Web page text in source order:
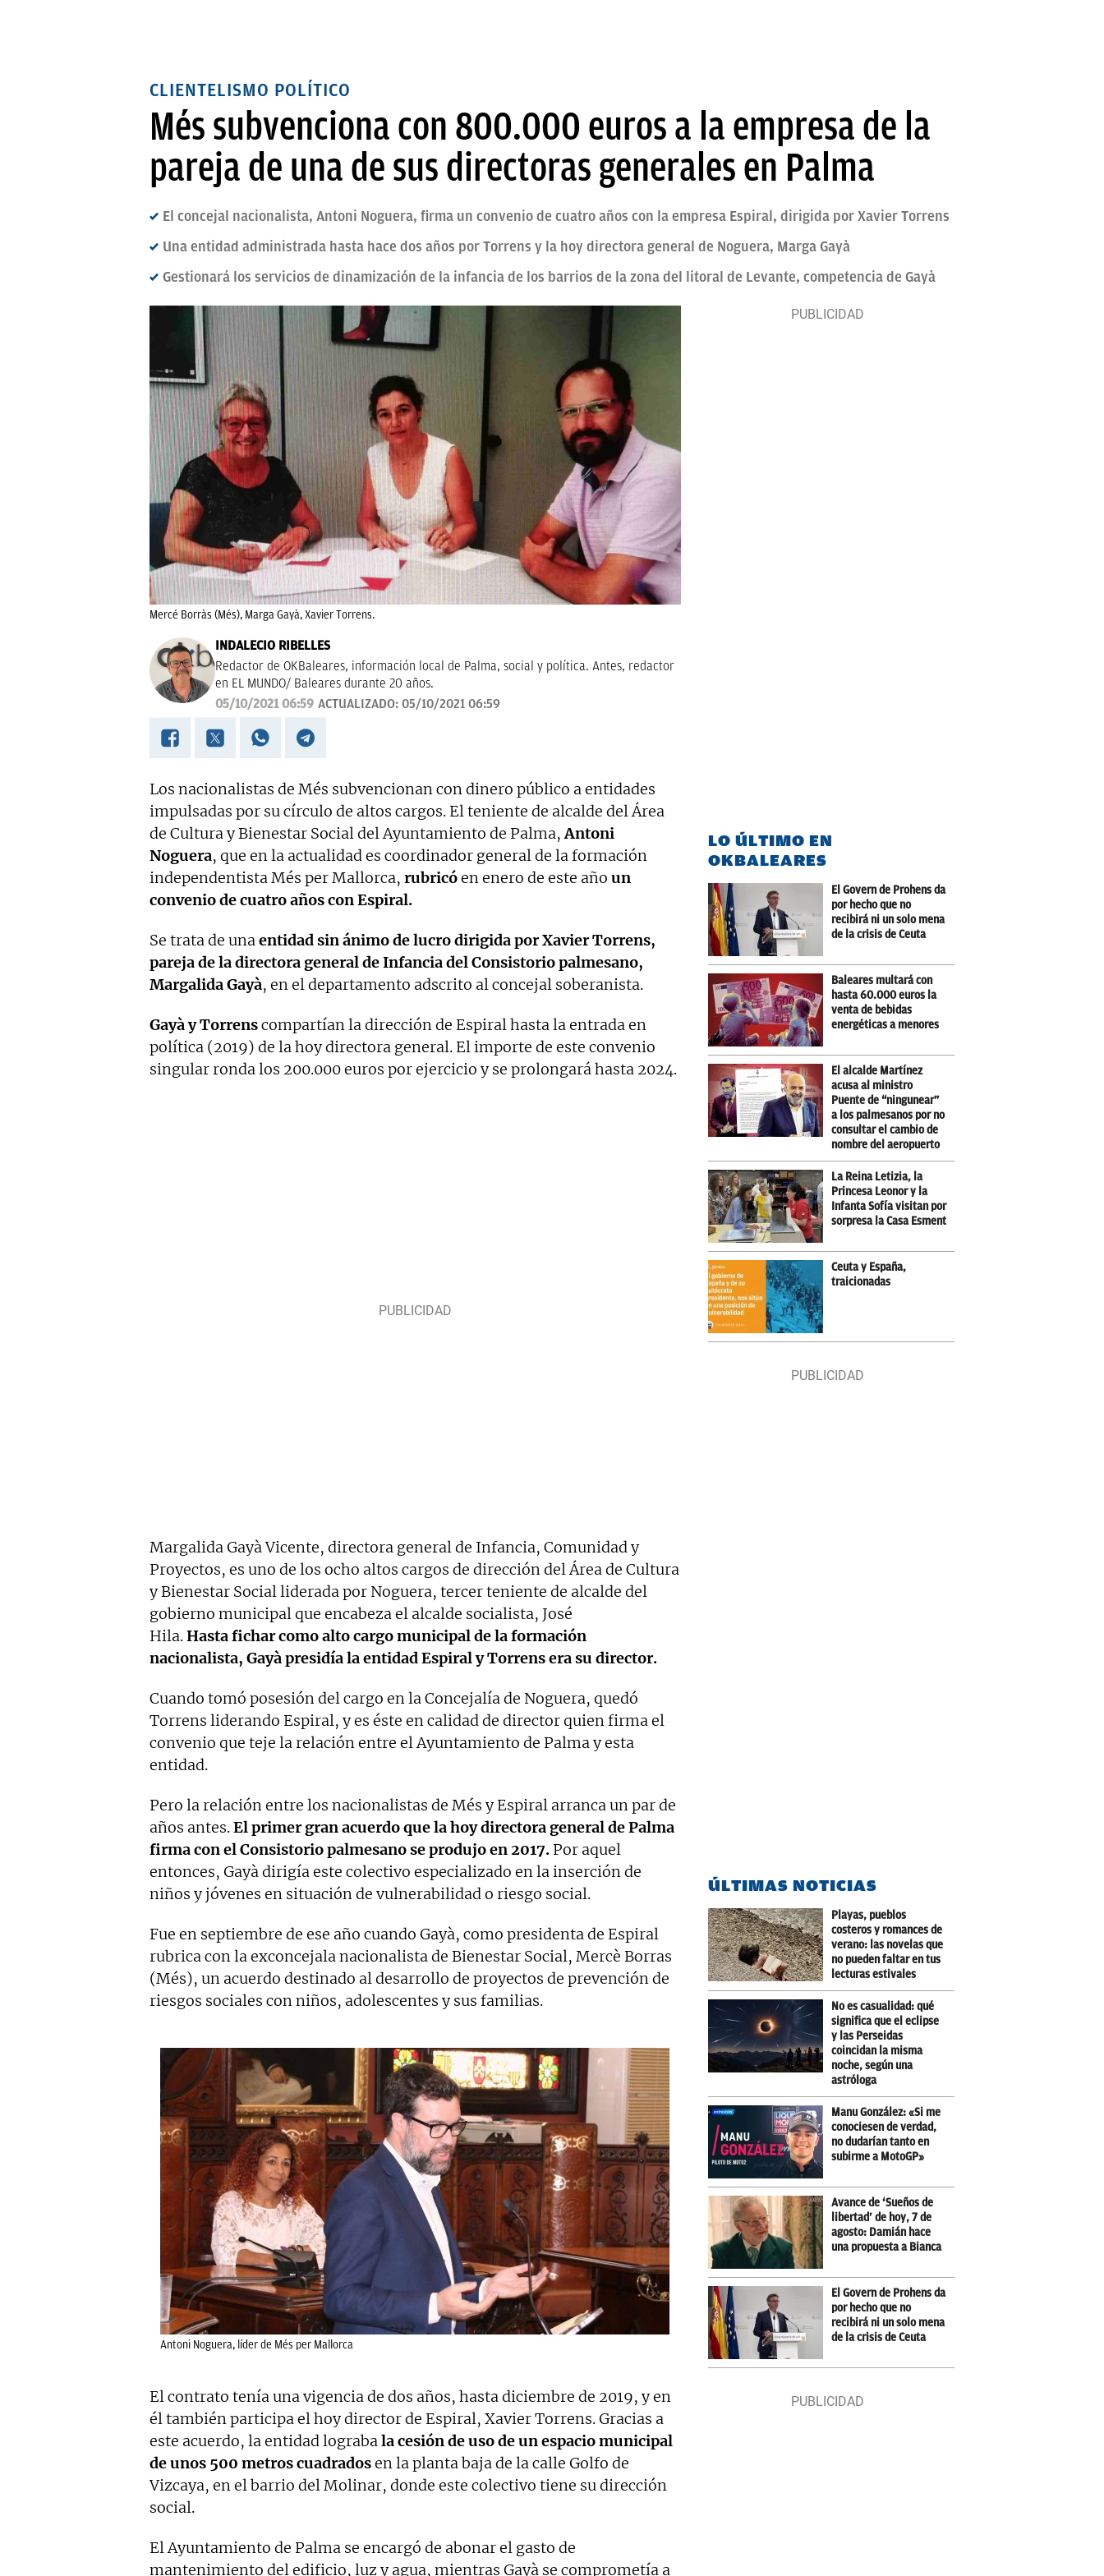
CLIENTELISMO POLÍTICO
Més subvenciona con 800.000 euros a la empresa de la
pareja de una de sus directoras generales en Palma
El concejal nacionalista, Antoni Noguera, firma un convenio de cuatro años con la empresa Espiral, dirigida por Xavier Torrens
Una entidad administrada hasta hace dos años por Torrens y la hoy directora general de Noguera, Marga Gayà
Gestionará los servicios de dinamización de la infancia de los barrios de la zona del litoral de Levante, competencia de Gayà
Mercé Borràs (Més), Marga Gayà, Xavier Torrens.
INDALECIO RIBELLES
Redactor de OKBaleares, información local de Palma, social y política. Antes, redactor
en EL MUNDO/ Baleares durante 20 años.
05/10/2021 06:59 ACTUALIZADO: 05/10/2021 06:59
Los nacionalistas de Més subvencionan con dinero público a entidades
impulsadas por su círculo de altos cargos. El teniente de alcalde del Área
de Cultura y Bienestar Social del Ayuntamiento de Palma,Antoni
Noguera, que en la actualidad es coordinador general de la formación
independentista Més per Mallorca, rubricóen enero de este año un
convenio de cuatro años con Espiral.
Se trata de unaentidad sin ánimo de lucro dirigida por Xavier Torrens,
pareja de la directora general de Infancia del Consistorio palmesano,
Margalida Gayà, en el departamento adscrito al concejal soberanista.
Gayà y Torrenscompartían la dirección de Espiral hasta la entrada en
política (2019) de la hoy directora general. El importe de este convenio
singular ronda los 200.000 euros por ejercicio y se prolongará hasta 2024.
Margalida Gayà Vicente, directora general de Infancia, Comunidad y
Proyectos, es uno de los ocho altos cargos de dirección del Área de Cultura
y Bienestar Social liderada por Noguera, tercer teniente de alcalde del
gobierno municipal que encabeza el alcalde socialista, José
Hila.Hasta fichar como alto cargo municipal de la formación
nacionalista, Gayà presidía la entidad Espiral y Torrens era su director.
Cuando tomó posesión del cargo en la Concejalía de Noguera, quedó
Torrens liderando Espiral, y es éste en calidad de director quien firma el
convenio que teje la relación entre el Ayuntamiento de Palma y esta
entidad.
Pero la relación entre los nacionalistas de Més y Espiral arranca un par de
años antes.El primer gran acuerdo que la hoy directora general de Palma
firma con el Consistorio palmesano se produjo en 2017. Por aquel
entonces, Gayà dirigía este colectivo especializado en la inserción de
niños y jóvenes en situación de vulnerabilidad o riesgo social.
Fue en septiembre de ese año cuando Gayà, como presidenta de Espiral
rubrica con la exconcejala nacionalista de Bienestar Social, Mercè Borras
(Més), un acuerdo destinado al desarrollo de proyectos de prevención de
riesgos sociales con niños, adolescentes y sus familias.
Antoni Noguera, líder de Més per Mallorca
El contrato tenía una vigencia de dos años, hasta diciembre de 2019, y en
él también participa el hoy director de Espiral, Xavier Torrens. Gracias a
este acuerdo, la entidad lograbala cesión de uso de un espacio municipal
de unos 500 metros cuadradosen la planta baja de la calle Golfo de
Vizcaya, en el barrio del Molinar, donde este colectivo tiene su dirección
social.
El Ayuntamiento de Palma se encargó de abonar el gasto de
mantenimiento del edificio, luz y agua, mientras Gayà se comprometía a
LO ÚLTIMO EN
OKBALEARES
El Govern de Prohens da
por hecho que no
recibirá ni un solo mena
de la crisis de Ceuta
Baleares multará con
hasta 60.000 euros la
venta de bebidas
energéticas a menores
El alcalde Martínez
acusa al ministro
Puente de “ningunear”
a los palmesanos por no
consultar el cambio de
nombre del aeropuerto
La Reina Letizia, la
Princesa Leonor y la
Infanta Sofía visitan por
sorpresa la Casa Esment
Ceuta y España,
traicionadas
ÚLTIMAS NOTICIAS
Playas, pueblos
costeros y romances de
verano: las novelas que
no pueden faltar en tus
lecturas estivales
No es casualidad: qué
significa que el eclipse
y las Perseidas
coincidan la misma
noche, según una
astróloga
Manu González: «Si me
conociesen de verdad,
no dudarían tanto en
subirme a MotoGP»
Avance de ‘Sueños de
libertad’ de hoy, 7 de
agosto: Damián hace
una propuesta a Bianca
El Govern de Prohens da
por hecho que no
recibirá ni un solo mena
de la crisis de Ceuta